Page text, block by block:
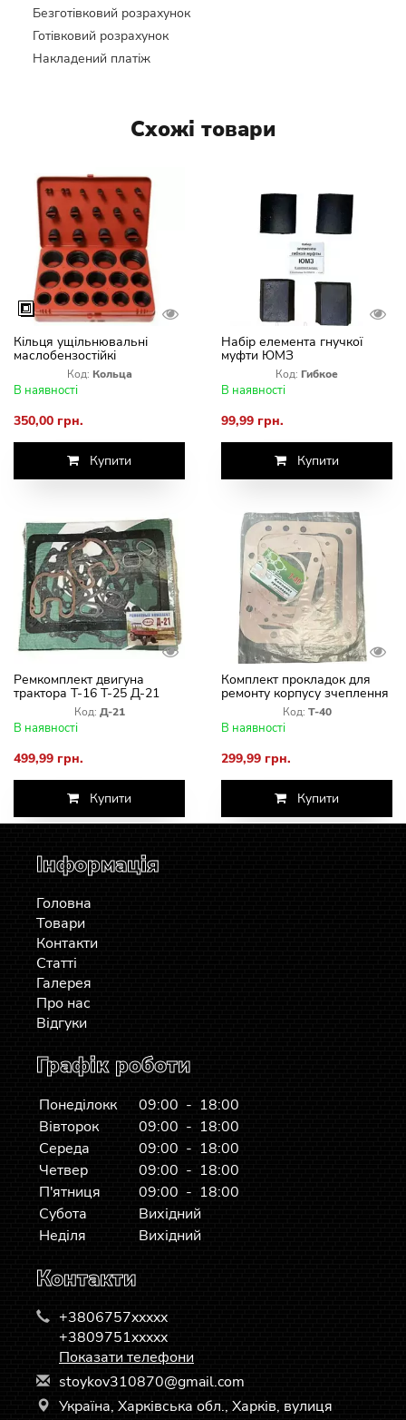
Безготівковий розрахунок
Готівковий розрахунок
Накладений платіж
Схожі товари
Кільця ущільнювальні
маслобензостійкі
Код: Кольца
В наявності
350,00 грн.
Купити
Набір елемента гнучкої
муфти ЮМЗ
Код: Гибкое
В наявності
99,99 грн.
Купити
Ремкомплект двигуна
трактора Т-16 Т-25 Д-21
пароніт+резинопробка
Код: Д-21
В наявності
499,99 грн.
Купити
Комплект прокладок для
ремонту корпусу зчеплення
Код: Т-40
В наявності
299,99 грн.
Купити
Інформація
Головна
Товари
Контакти
Статті
Галерея
Про нас
Відгуки
Графік роботи
Понеділокк
09:00 - 18:00
Вівторок
09:00 - 18:00
Середа
09:00 - 18:00
Четвер
09:00 - 18:00
П'ятниця
09:00 - 18:00
Субота
Вихідний
Неділя
Вихідний
Контакти
+3806757xxxxx
+3809751xxxxx
Показати телефони
stoykov310870@gmail.com
Україна, Харківська обл., Харків, вулиця